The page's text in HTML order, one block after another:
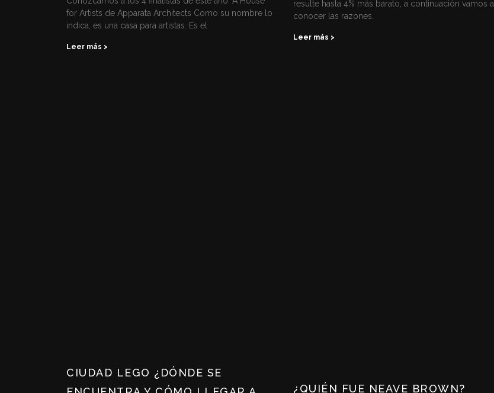
for Artists de Apparata Architects Como su nombre lo
indica, es una casa para artistas. Es el
Leer más >
resulte hasta 4% más barato, a continuación vamos a
conocer las razones.
Leer más >
CIUDAD LEGO ¿DÓNDE SE
¿QUIÉN FUE NEAVE BROWN?